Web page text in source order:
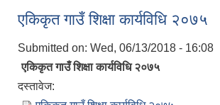
एकिकृत गाउँ शिक्षा कार्यविधि २०७५
Submitted on: Wed, 06/13/2018 - 16:08
एकिकृत गाउँ शिक्षा कार्यविधि २०७५
दस्तावेज: